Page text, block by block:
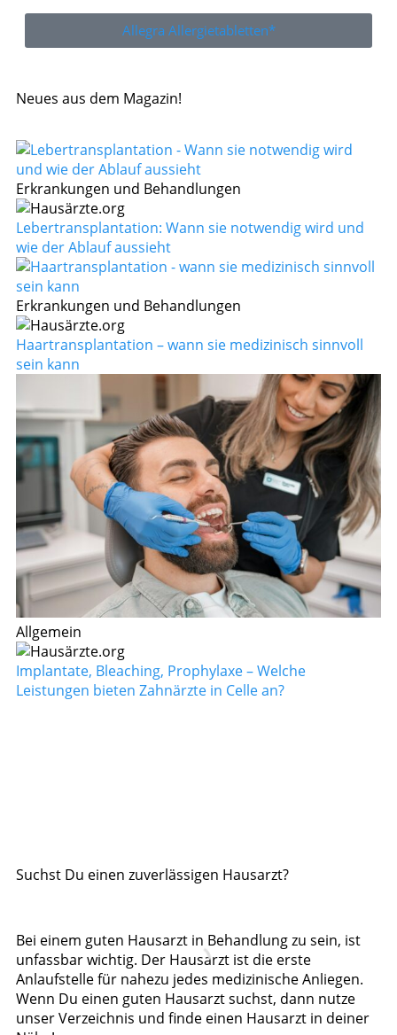
Allegra Allergietabletten*
Neues aus dem Magazin!
Erkrankungen und Behandlungen
Lebertransplantation: Wann sie notwendig wird und
wie der Ablauf aussieht
Erkrankungen und Behandlungen
Haartransplantation – wann sie medizinisch sinnvoll
sein kann
Allgemein
Implantate, Bleaching, Prophylaxe – Welche
Leistungen bieten Zahnärzte in Celle an?
Suchst Du einen zuverlässigen Hausarzt?
Bei einem guten Hausarzt in Behandlung zu sein, ist
unfassbar wichtig. Der Hausarzt ist die erste
Anlaufstelle für nahezu jedes medizinische Anliegen.
Wenn Du einen guten Hausarzt suchst, dann nutze
unser Verzeichnis und finde einen Hausarzt in deiner